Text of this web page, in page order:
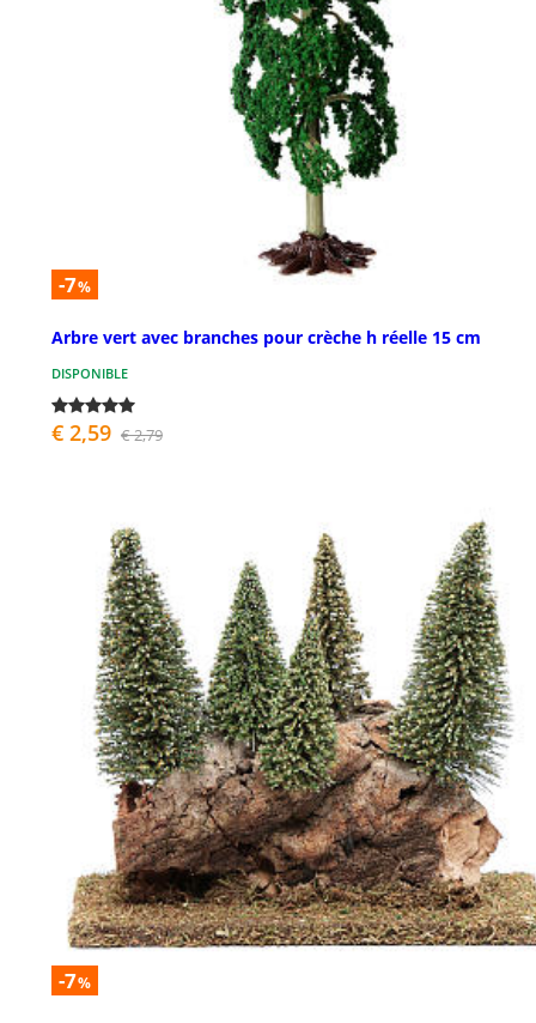
-7%
Arbre vert avec branches pour crèche h réelle 15 cm
DISPONIBLE
€ 2,59 € 2,79
-7%